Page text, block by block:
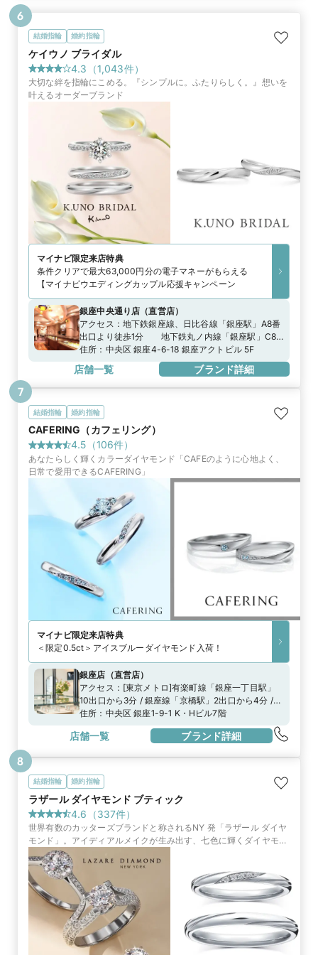
結婚指輪 婚約指輪
ケイウノ ブライダル
4.3 （1,043件）
大切な絆を指輪にこめる。『シンプルに。ふたりらしく。』想いを
叶えるオーダーブランド
マイナビ限定来店特典
条件クリアで最大63,000円分の電子マネーがもらえる
【マイナビウエディングカップル応援キャンペーン
銀座中央通り店 （直営店）
アクセス： 地下鉄銀座線、日比谷線「銀座駅」A8番
出口より徒歩1分 地下鉄丸ノ内線「銀座駅」C8
番出口より徒歩2分
住所： 中央区 銀座4-6-18 銀座アクトビル 5F
店舗一覧 ブランド詳細
6
結婚指輪 婚約指輪
CAFERING（カフェリング）
4.5 （106件）
あなたらしく輝くカラーダイヤモンド「CAFEのように心地よく、
日常で愛用できるCAFERING」
マイナビ限定来店特典
＜限定0.5ct＞アイスブルーダイヤモンド入荷！
銀座店 （直営店）
アクセス： [東京メトロ]有楽町線「銀座一丁目駅」
10出口から3分 / 銀座線「京橋駅」2出口から4分 /
日比谷線、銀座線、丸の内線「銀座駅」A8出口から
8分都営浅草線「宝町駅」A3出口から5分[JR]「有楽
町駅」中央口から7分
住所： 中央区 銀座1-9-1 K・Hビル7階
店舗一覧 ブランド詳細
7
結婚指輪 婚約指輪
ラザール ダイヤモンド ブティック
4.6 （337件）
世界有数のカッターズブランドと称されるNY 発「ラザール ダイヤ
モンド」。アイディアルメイクが生み出す、七色に輝くダイヤモン
ドは、最高峰を求める人々に選ばれています。
8